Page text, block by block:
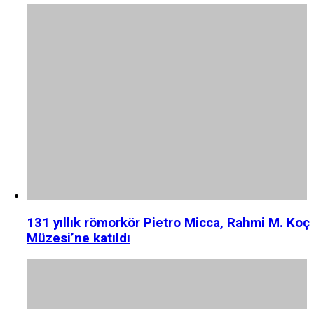
131 yıllık römorkör Pietro Micca, Rahmi M. Koç
Müzesi’ne katıldı